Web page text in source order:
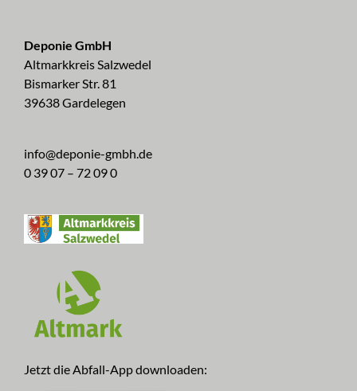
Deponie GmbH
Altmarkkreis Salzwedel
Bismarker Str. 81
39638 Gardelegen
info@deponie-gmbh.de
0 39 07 – 72 09 0
Jetzt die Abfall-App downloaden: